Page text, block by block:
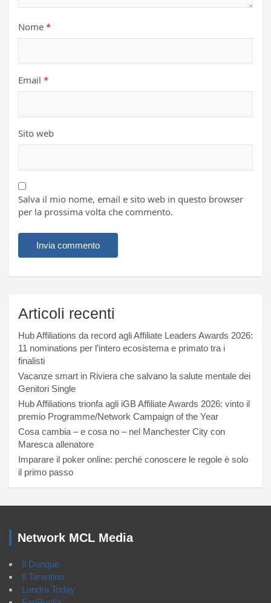
Nome *
Email *
Sito web
Salva il mio nome, email e sito web in questo browser
per la prossima volta che commento.
Articoli recenti
Hub Affiliations da record agli Affiliate Leaders Awards 2026:
11 nominations per l’intero ecosistema e primato tra i
finalisti
Vacanze smart in Riviera che salvano la salute mentale dei
Genitori Single
Hub Affiliations trionfa agli iGB Affiliate Awards 2026: vinto il
premio Programme/Network Campaign of the Year
Cosa cambia – e cosa no – nel Manchester City con
Maresca allenatore
Imparare il poker online: perché conoscere le regole è solo
il primo passo
Network MCL Media
Il Dunque
Il Tarantino
Londra Today